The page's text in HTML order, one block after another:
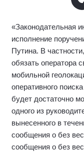
«Законодательная
исполнение
Путина. В
обязать оператора
мобильной
оперативного
будет достаточно
одного из
вынесенного в
сообщения о без
сообщения о без